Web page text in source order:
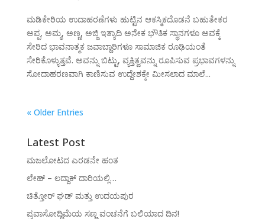
ಮಡಿಕೇರಿಯ ಉದಾಹರಣೆಗಳು ಹುಟ್ಟಿನ ಆಕಸ್ಮಿಕದೊಡನೆ ಬಹುತೇಕರ
ಅಪ್ಪ, ಅಮ್ಮ, ಅಣ್ಣ, ಅಜ್ಜಿ ಇತ್ಯಾದಿ ಅನೇಕ ಭೌತಿಕ ಸ್ಥಾನಗಳೂ ಅವಕ್ಕೆ
ಸೇರಿದ ಭಾವನಾತ್ಮಕ ಜವಾಬ್ದಾರಿಗಳೂ ಸಾಮಾಜಿಕ ರೂಢಿಯಂತೆ
ಸೇರಿಕೊಳ್ಳುತ್ತವೆ. ಅವನ್ನು ಬಿಟ್ಟು, ವ್ಯಕ್ತಿತ್ವವನ್ನು ರೂಪಿಸುವ ಪ್ರಭಾವಗಳನ್ನು
ಸೋದಾಹರಣವಾಗಿ ಕಾಣಿಸುವ ಉದ್ದೇಶಕ್ಕೇ ಮೀಸಲಾದ ಮಾಲೆ...
« Older Entries
Latest Post
ಮಜಲೋಟದ ಎರಡನೇ ಹಂತ
ಲೇಹ್ – ಲದ್ದಾಕ್ ದಾರಿಯಲ್ಲಿ…
ಚಿತ್ತೋರ್ ಘಡ್ ಮತ್ತು ಉದಯಪುರ
ಪ್ರವಾಸೋದ್ದಿಮೆಯ ಸಣ್ಣ ವಂಚನೆಗೆ ಬಲಿಯಾದ ದಿನ!